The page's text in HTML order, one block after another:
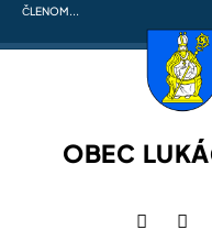
ČLENOM...
OBEC